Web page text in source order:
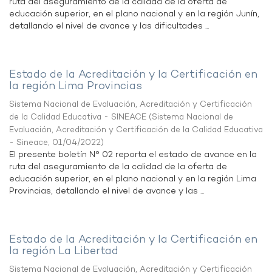
educación superior, en el plano nacional y en la región Junín,
detallando el nivel de avance y las dificultades ...
Estado de la Acreditación y la Certificación en
la región Lima Provincias
Sistema Nacional de Evaluación, Acreditación y Certificación
de la Calidad Educativa - SINEACE (Sistema Nacional de
Evaluación, Acreditación y Certificación de la Calidad Educativa
- Sineace, 01/04/2022)
El presente boletín N° 02 reporta el estado de avance en la
ruta del aseguramiento de la calidad de la oferta de
educación superior, en el plano nacional y en la región Lima
Provincias, detallando el nivel de avance y las ...
Estado de la Acreditación y la Certificación en
la región La Libertad
Sistema Nacional de Evaluación, Acreditación y Certificación